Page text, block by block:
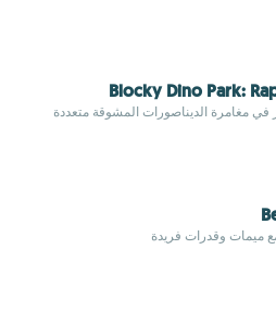
Blocky Dino Park:
في مغامرة الديناصورات المشوقة متعددة
ميمات وقدرات فريدة